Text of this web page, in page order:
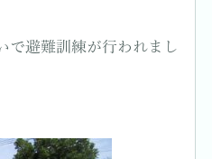
で避難訓練が行われまし